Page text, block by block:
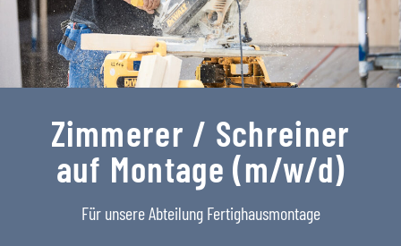
Zimmerer / Schreiner
auf Montage (m/w/d)
Für unsere Abteilung Fertighausmontage